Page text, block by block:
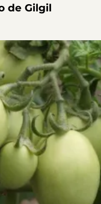
de Gilgil